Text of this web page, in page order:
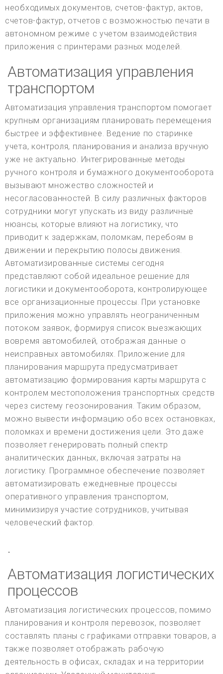
необходимых документов, счетов-фактур, актов,
счетов-фактур, отчетов с возможностью печати в
автономном режиме с учетом взаимодействия
приложения с принтерами разных моделей.
Автоматизация управления
транспортом
Автоматизация управления транспортом помогает
крупным организациям планировать перемещения
быстрее и эффективнее. Ведение по старинке
учета, контроля, планирования и анализа вручную
уже не актуально. Интегрированные методы
ручного контроля и бумажного документооборота
вызывают множество сложностей и
несогласованностей. В силу различных факторов
сотрудники могут упускать из виду различные
нюансы, которые влияют на логистику, что
приводит к задержкам, поломкам, перебоям в
движении и перекрытию полосы движения.
Автоматизированные системы сегодня
представляют собой идеальное решение для
логистики и документооборота, контролирующее
все организационные процессы. При установке
приложения можно управлять неограниченным
потоком заявок, формируя список выезжающих
вовремя автомобилей, отображая данные о
неисправных автомобилях. Приложение для
планирования маршрута предусматривает
автоматизацию формирования карты маршрута с
контролем местоположения транспортных средств
через систему геозонирования. Таким образом,
можно вывести информацию обо всех остановках,
поломках и времени достижения цели. Это даже
позволяет генерировать полный спектр
аналитических данных, включая затраты на
логистику. Программное обеспечение позволяет
автоматизировать ежедневные процессы
оперативного управления транспортом,
минимизируя участие сотрудников, учитывая
человеческий фактор.
.
Автоматизация логистических
процессов
Автоматизация логистических процессов, помимо
планирования и контроля перевозок, позволяет
составлять планы с графиками отправки товаров, а
также позволяет отображать рабочую
деятельность в офисах, складах и на территории